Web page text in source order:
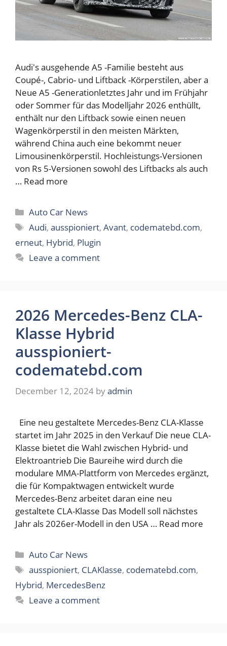
Audi's ausgehende A5 -Familie besteht aus
Coupé-, Cabrio- und Liftback -Körperstilen, aber a
Neue A5 -Generationletztes Jahr und im Frühjahr
oder Sommer für das Modelljahr 2026 enthüllt,
enthält nur den Liftback sowie einen neuen
Wagenkörperstil in den meisten Märkten,
während China auch eine bekommt neuer
Limousinenkörperstil. Hochleistungs-Versionen
von Rs 5-Versionen sowohl des Liftbacks als auch
… Read more
Categories
Auto Car News
Tags
Audi,ausspioniert,Avant, codematebd.com,
erneut, Hybrid, Plugin
Leave a comment
2026 Mercedes-Benz CLA-
Klasse Hybrid
ausspioniert-
codematebd.com
December 12, 2024 byadmin
Eine neu gestaltete Mercedes-Benz CLA-Klasse
startet im Jahr 2025 in den Verkauf Die neue CLA-
Klasse bietet die Wahl zwischen Hybrid- und
Elektroantrieb Die Baureihe wird durch die
modulare MMA-Plattform von Mercedes ergänzt,
die für Kompaktwagen entwickelt wurde
Mercedes-Benz arbeitet daran eine neu
gestaltete CLA-Klasse Das Modell soll nächstes
Jahr als 2026er-Modell in den USA … Read more
Categories
Auto Car News
Tags
ausspioniert, CLAKlasse, codematebd.com,
Hybrid, MercedesBenz
Leave a comment